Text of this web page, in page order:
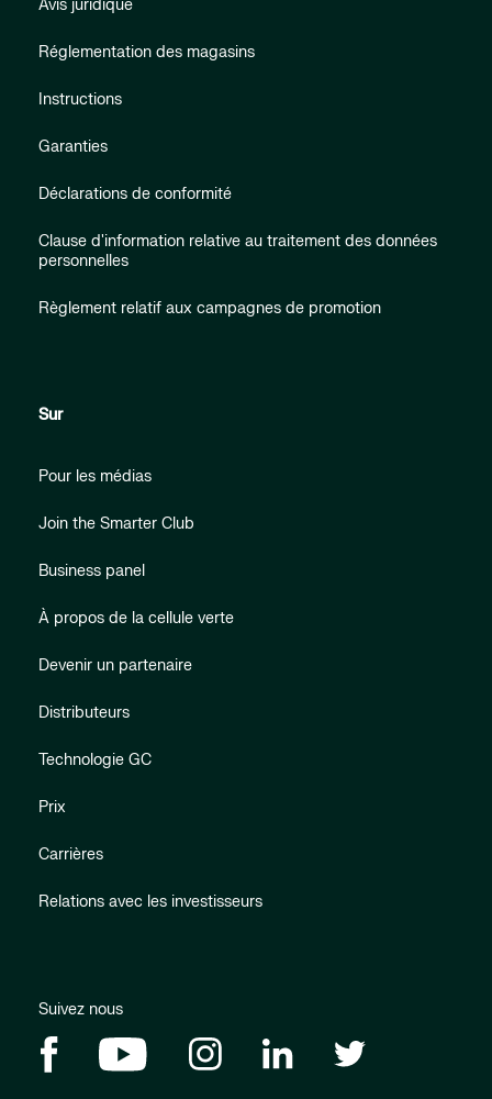
Avis juridique
Réglementation des magasins
Instructions
Garanties
Déclarations de conformité
Clause d'information relative au traitement des données
personnelles
Règlement relatif aux campagnes de promotion
Sur
Pour les médias
Join the Smarter Club
Business panel
À propos de la cellule verte
Devenir un partenaire
Distributeurs
Technologie GC
Prix
Carrières
Relations avec les investisseurs
Suivez nous